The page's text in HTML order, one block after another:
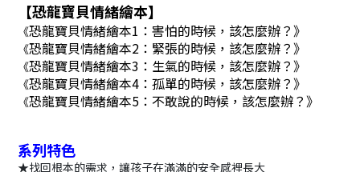
【恐龍寶貝情緒繪本】
《恐龍寶貝情緒繪本1：害怕的時候，該怎麼辦？》
《恐龍寶貝情緒繪本2：緊張的時候，該怎麼辦？》
《恐龍寶貝情緒繪本3：生氣的時候，該怎麼辦？》
《恐龍寶貝情緒繪本4：孤單的時候，該怎麼辦？》
《恐龍寶貝情緒繪本5：不敢說的時候，該怎麼辦？》
系列特色
★找回根本的需求，讓孩子在滿滿的安全感裡長大